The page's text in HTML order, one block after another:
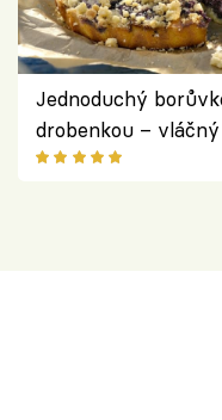
Jednoduchý
drobenkou –
ovoce